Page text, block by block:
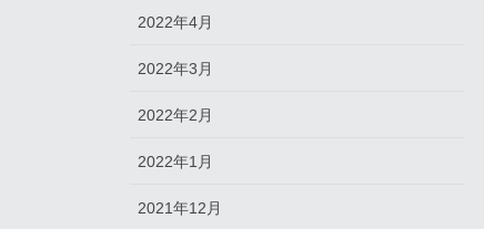
2022年4月
2022年3月
2022年2月
2022年1月
2021年12月